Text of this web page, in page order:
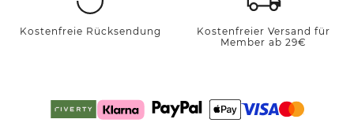
Kostenfreie Rücksendung
Kostenfreier Versand für
Member ab 29€